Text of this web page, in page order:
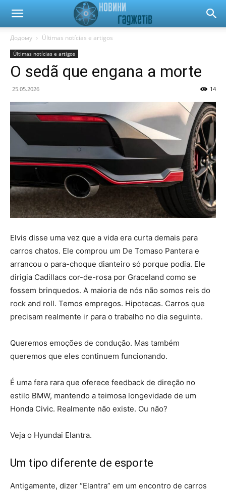
Новини
гаджетів
автомобілів
Додому Últimas notícias e artigos
Últimas notícias e artigos
O sedã que engana a morte
25.05.2026 14
Elvis disse uma vez que a vida era curta demais para
carros chatos. Ele comprou um De Tomaso Pantera e
arrancou o para-choque dianteiro só porque podia. Ele
dirigia Cadillacs cor-de-rosa por Graceland como se
fossem brinquedos. A maioria de nós não somos reis do
rock and roll. Temos empregos. Hipotecas. Carros que
precisam realmente ir para o trabalho no dia seguinte.
Queremos emoções de condução. Mas também
queremos que eles continuem funcionando.
É uma fera rara que oferece feedback de direção no
estilo BMW, mantendo a teimosa longevidade de um
Honda Civic. Realmente não existe. Ou não?
Veja o Hyundai Elantra.
Um tipo diferente de esporte
Antigamente, dizer “Elantra” em um encontro de carros